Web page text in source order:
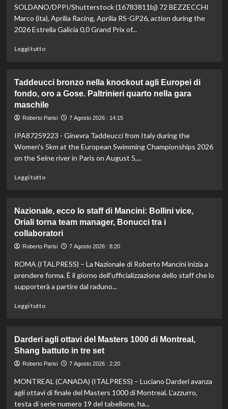
vetta:
anche
ad
del
mondo
SOLDANO/DPPI/Shutterstock (16783811bj) 72 BEZZECCHI
Marco (ita), Aprilia Racing, Aprilia RS-GP26, action during the
2026 Estrella Galicia 0,0 Grand Prix of...
Leggi tuttoLeggi
In
Gran
Bretagna
Bezzecchi
in
sella
ed
Practice
Taddeucci bronzo nella knockout agli Europei di
fondo, oro a Gose. Paltrinieri quarto nella gara
maschile
Roberto Parisi 7 Agosto 2026 : 14:15
IPA87259223 - Ginevra Taddeucci from Italy during the
Women's 5km at the European Swimming Championships 2026
on the Seine river in Paris on August 5,...
Leggi tuttoLeggi
Taddeucci
bronzo
nella
knockout
Europei
di
fondo,
nella
gara
maschile
Nazionale, ecco lo staff di Mancini: Bollini vice,
Oriali torna team manager, Bonucci tra i
collaboratori
Roberto Parisi 7 Agosto 2026 : 8:20
ROMA (ITALPRESS) – La Nazionale di Roberto Mancini inizia a
prendere forma. È il giorno dell’ufficializzazione dello staff che lo
supporterà a partire dal raduno...
Leggi tuttoLeggi
Nazionale,
ecco
lo
di
Mancini:
Bollini
Darderi agli ottavi del Masters 1000 di Montreal,
Shang battuto in tre set
Roberto Parisi 7 Agosto 2026 : 2:20
MONTREAL (CANADA) (ITALPRESS) – Luciano Darderi avanza
agli ottavi di finale del Masters 1000 di Montreal. L’azzurro,
testa di serie numero 19 del tabellone, ha...